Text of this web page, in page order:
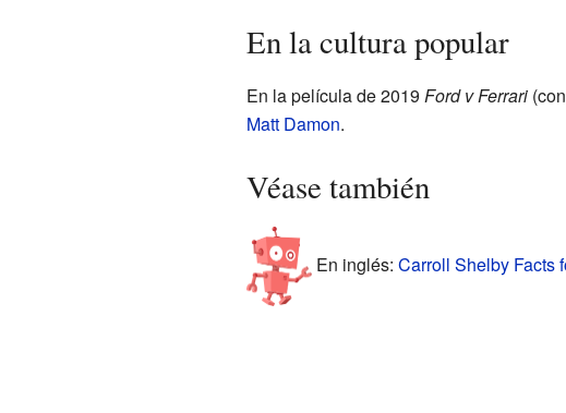
En la cultura popular
En la película de 2019 Ford v Ferrari
Matt Damon.
Véase también
En inglés: Carroll Shelby Facts